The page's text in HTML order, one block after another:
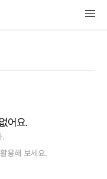
어요.
.
용해 보세요.